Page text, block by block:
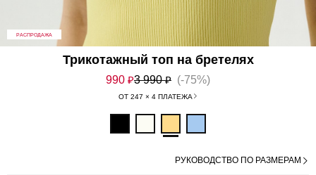
РАСПРОДАЖА
Трикотажный топ на бретелях
990 ₽3 990₽ (-75%)
ОТ 247 × 4 ПЛАТЕЖА
РУКОВОДСТВО ПО РАЗМЕРАМ